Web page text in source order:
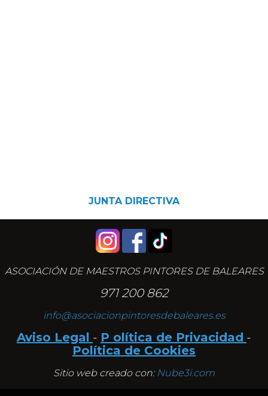
JUNTA DIRECTIVA
ASOCIACIÓN DE MAESTROS PINTORES DE BALEARES
971 200 862
info@asociacionpintoresdebaleares.es
Aviso Legal - P olítica de Privacidad -
Política de Cookies
Sitio web creado con: Nube3i.com